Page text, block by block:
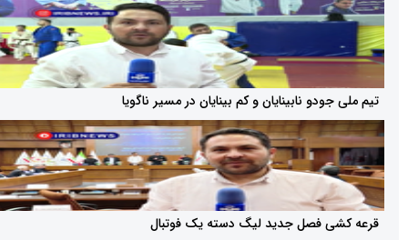
نابینایان و کم بینایان در مسیر ناگویا
فصل جدید لیگ دسته یک فوتبال